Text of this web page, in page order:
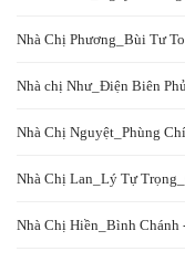
Nhà Chị Phương_Bùi Tư
Nhà chị Như_Điện Biên
Nhà Chị Nguyệt_Phùng
Nhà Chị Lan_Lý Tự
Nhà Chị Hiền_Bình Chánh